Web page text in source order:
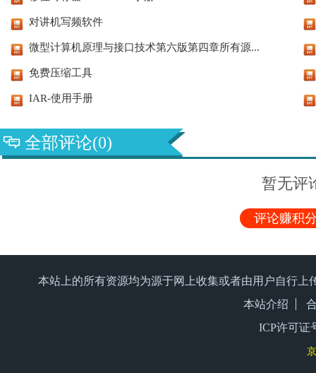
对讲机写频软件
微型计算机原理与接口技术第六版第四章所有源...
免费压缩工具
IAR-使用手册
全部评论(0)
暂无评
评论赚积
本站上的所有资源均为源于网上收集或者由用户自行
本站介绍
ICP许可证